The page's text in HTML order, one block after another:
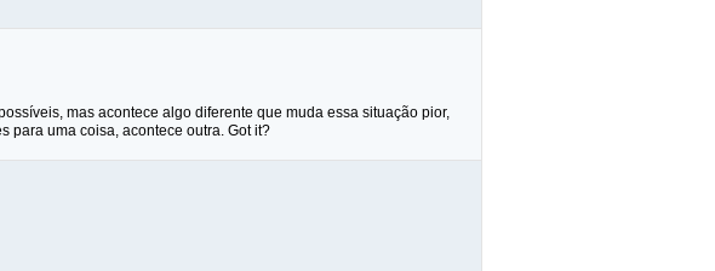
mas acontece algo diferente que muda essa situação pior,
para uma coisa, acontece outra. Got it?